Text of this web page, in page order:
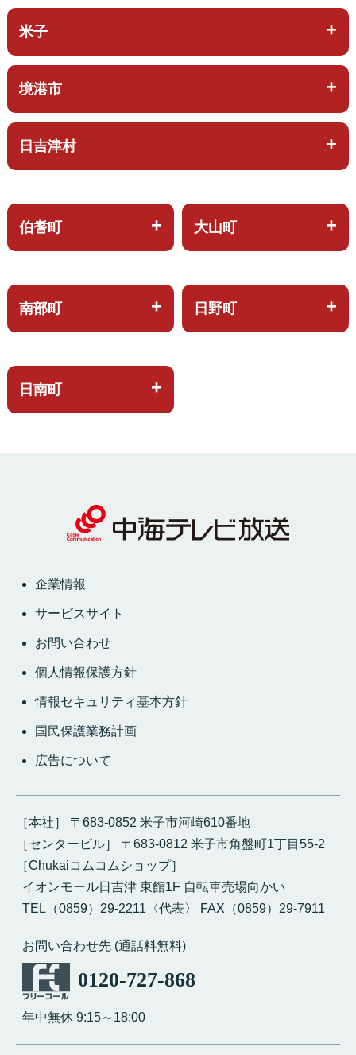
米子
境港市
日吉津村
伯耆町 大山町
南部町 日野町
日南町
企業情報
サービスサイト
お問い合わせ
個人情報保護方針
情報セキュリティ基本方針
国民保護業務計画
広告について
［本社］ 〒683-0852 米子市河崎610番地
［センタービル］ 〒683-0812 米子市角盤町1丁目55-2
［Chukaiコムコムショップ］
イオンモール日吉津 東館1F 自転車売場向かい
TEL（0859）29-2211〈代表〉 FAX（0859）29-7911
お問い合わせ先 (通話料無料)
0120-727-868
年中無休 9:15～18:00